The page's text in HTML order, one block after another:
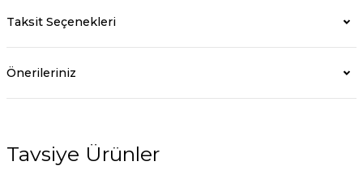
Taksit Seçenekleri
Önerileriniz
Tavsiye Ürünler